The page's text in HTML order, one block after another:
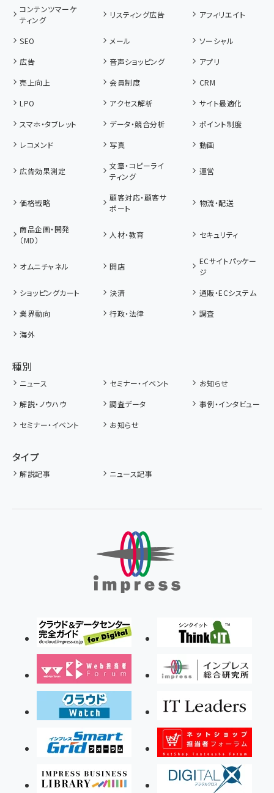
コンテンツマーケ
ティング
リスティング広告 アフィリエイト
SEO メール
ソーシャル
広告
音声ショッピング
アプリ
売上向上
会員制度
CRM
LPO
アクセス解析
サイト最適化
スマホ・タブレット
データ・競合分析
ポイント制度
レコメンド
写真 動画
広告効果測定
文章・コピーライ
ティング
運営
価格戦略
顧客対応・顧客サ
ポート
物流・配送
商品企画・開発
（MD）
人材・教育 セキュリティ
オムニチャネル 開店
ECサイトパッケー
ジ
ショッピングカート
決済
通販・ECシステム
業界動向
行政・法律
調査
海外
種別
ニュース セミナー・イベント
お知らせ
解説・ノウハウ
調査データ
事例・インタビュー
セミナー・イベント
お知らせ
タイプ
解説記事 ニュース記事